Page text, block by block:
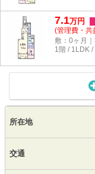
7.1万円
(管理費・共
敷：0ヶ月
1階 / 1LDK /
所在地
交通